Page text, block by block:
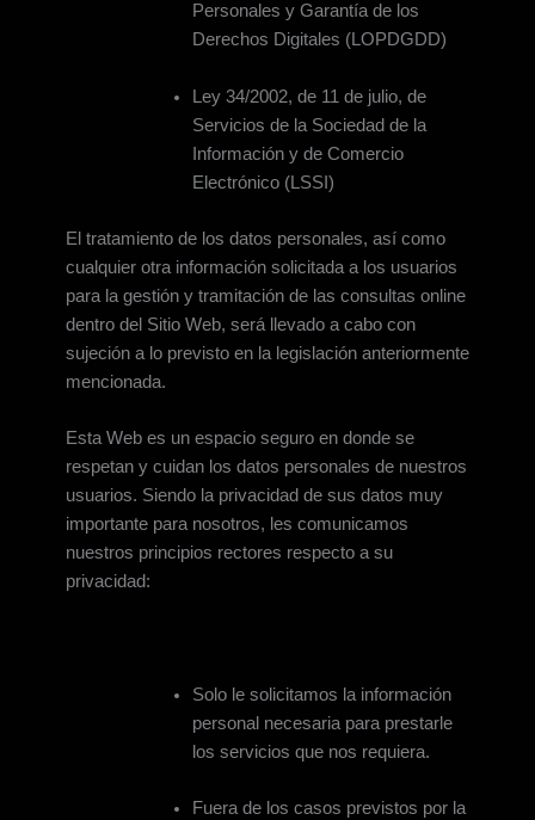
Personales y Garantía de los
Derechos Digitales (LOPDGDD)
Ley 34/2002, de 11 de julio, de
Servicios de la Sociedad de la
Información y de Comercio
Electrónico (LSSI)
El tratamiento de los datos personales, así como
cualquier otra información solicitada a los usuarios
para la gestión y tramitación de las consultas online
dentro del Sitio Web, será llevado a cabo con
sujeción a lo previsto en la legislación anteriormente
mencionada.
Esta Web es un espacio seguro en donde se
respetan y cuidan los datos personales de nuestros
usuarios. Siendo la privacidad de sus datos muy
importante para nosotros, les comunicamos
nuestros principios rectores respecto a su
privacidad:
Solo le solicitamos la información
personal necesaria para prestarle
los servicios que nos requiera.
Fuera de los casos previstos por la